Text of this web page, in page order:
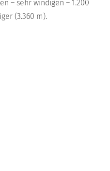
– sehr windigen – 1.200
(3.360 m).